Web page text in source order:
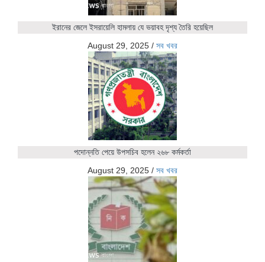
ইরানের জেলে ইসরায়েলি হামলায় যে ভয়াবহ দৃশ্য তৈরি হয়েছিল
August 29, 2025 / সব খবর
পদোন্নতি পেয়ে উপসচিব হলেন ২৬৮ কর্মকর্তা
August 29, 2025 / সব খবর